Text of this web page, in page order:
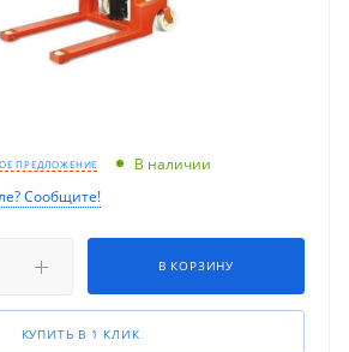
ПРЕДЛОЖЕНИЕ
В наличии
Сообщите!
В КОРЗИНУ
КУПИТЬ В 1 КЛИК